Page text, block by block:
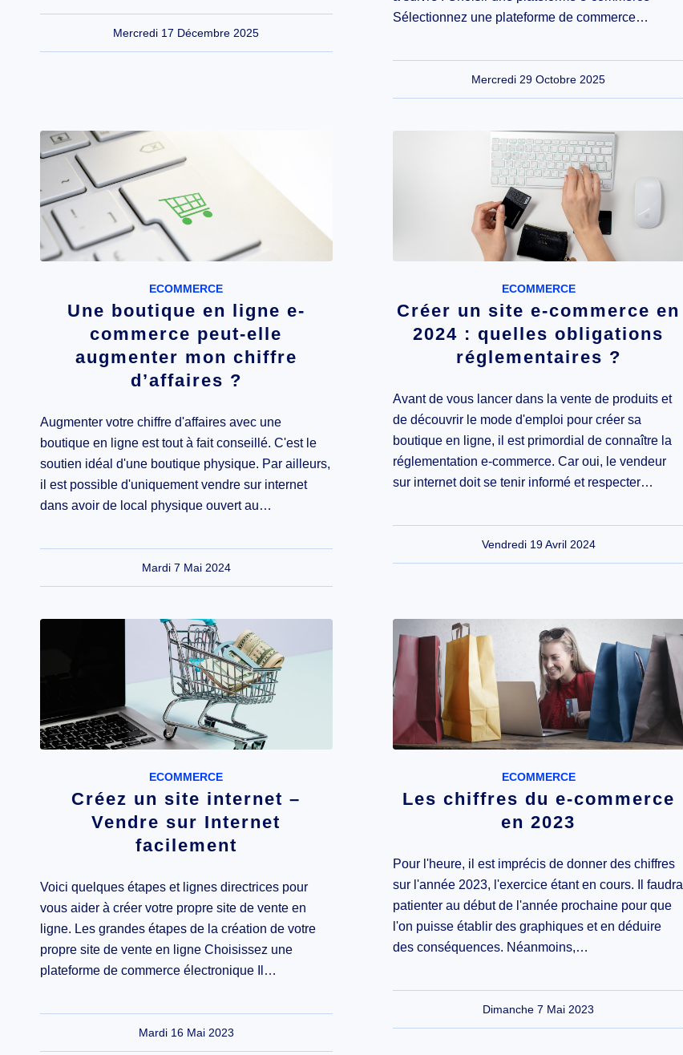
Mercredi 17 Décembre 2025
Sélectionnez une plateforme de commerce…
Mercredi 29 Octobre 2025
ECOMMERCE
Une boutique en ligne e-
commerce peut-elle
augmenter mon chiffre
d’affaires ?
Augmenter votre chiffre d'affaires avec une
boutique en ligne est tout à fait conseillé. C'est le
soutien idéal d'une boutique physique. Par ailleurs,
il est possible d'uniquement vendre sur internet
dans avoir de local physique ouvert au…
Mardi 7 Mai 2024
ECOMMERCE
Créer un site e-commerce en
2024 : quelles obligations
réglementaires ?
Avant de vous lancer dans la vente de produits et
de découvrir le mode d'emploi pour créer sa
boutique en ligne, il est primordial de connaître la
réglementation e-commerce. Car oui, le vendeur
sur internet doit se tenir informé et respecter…
Vendredi 19 Avril 2024
ECOMMERCE
Créez un site internet –
Vendre sur Internet
facilement
Voici quelques étapes et lignes directrices pour
vous aider à créer votre propre site de vente en
ligne. Les grandes étapes de la création de votre
propre site de vente en ligne Choisissez une
plateforme de commerce électronique Il…
Mardi 16 Mai 2023
ECOMMERCE
Les chiffres du e-commerce
en 2023
Pour l'heure, il est imprécis de donner des chiffres
sur l'année 2023, l'exercice étant en cours. Il faudra
patienter au début de l'année prochaine pour que
l'on puisse établir des graphiques et en déduire
des conséquences. Néanmoins,…
Dimanche 7 Mai 2023